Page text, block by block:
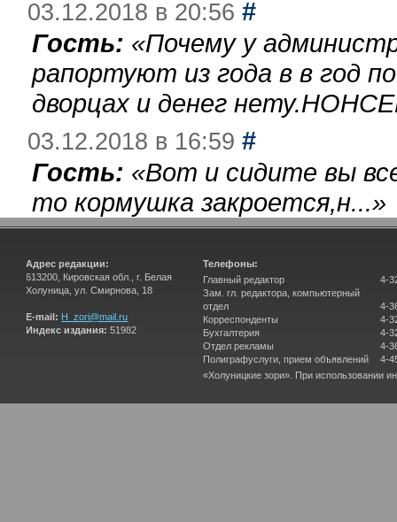
03.12.2018 в 20:56 #
Гость: «Почему у
рапортуют из года в в год
дворцах и денег
03.12.2018 в 16:59 #
Гость: «Вот и сидите вы
то кормушка закроется,н...»
Адрес редакции:
613200, Кировская обл., г. Белая
Холуница, ул. Смирнова, 18
E-mail: H_zori@mail.ru
Индекс издания: 51982
Телефоны:
Главный редактор
Зам. гл. редактора, компьютерный
отдел
Корреспонденты
Бухгалтерия
Отдел рекламы
Полиграфуслуги, прием объявлений
4-
4-
4-
4-
4-
4-
«Холуницкие зори». При использовании